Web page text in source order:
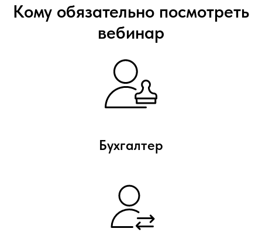
Кому обязательно посмотреть
вебинар
Бухгалтер